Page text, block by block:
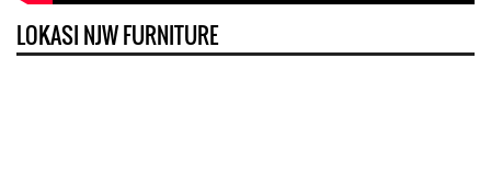
LOKASI NJW FURNITURE